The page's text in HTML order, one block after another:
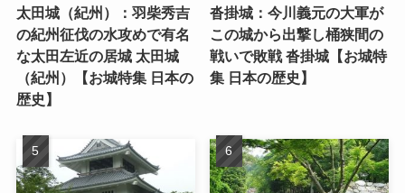
太田城（紀州）：羽柴秀吉
の紀州征伐の水攻めで有名
な太田左近の居城 太田城
（紀州）【お城特集 日本の
歴史】
沓掛城：今川義元の大軍が
この城から出撃し桶狭間の
戦いで敗戦 沓掛城【お城特
集 日本の歴史】